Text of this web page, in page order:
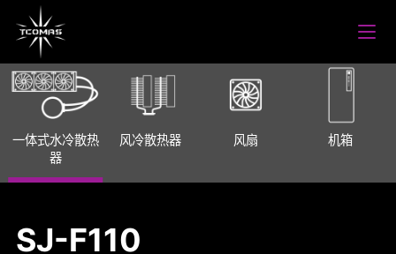
一体式水冷散热
器
风冷散热器 风扇 机箱
SJ-F110